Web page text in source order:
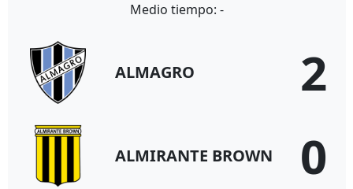
Medio tiempo: -
ALMAGRO 2
ALMIRANTE BROWN 0